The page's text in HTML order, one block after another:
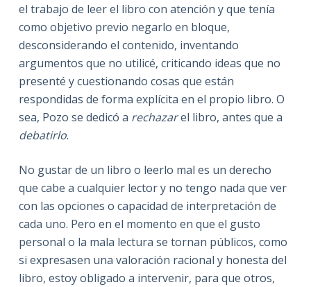
el trabajo de leer el libro con atención y que tenía
como objetivo previo negarlo en bloque,
desconsiderando el contenido, inventando
argumentos que no utilicé, criticando ideas que no
presenté y cuestionando cosas que están
respondidas de forma explícita en el propio libro. O
sea, Pozo se dedicó a rechazarel libro, antes que a
debatirlo.
No gustar de un libro o leerlo mal es un derecho
que cabe a cualquier lector y no tengo nada que ver
con las opciones o capacidad de interpretación de
cada uno. Pero en el momento en que el gusto
personal o la mala lectura se tornan públicos, como
si expresasen una valoración racional y honesta del
libro, estoy obligado a intervenir, para que otros,